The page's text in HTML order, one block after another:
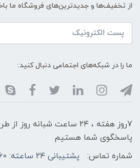
از تخفیف‌ها و جدیدترین‌های فروشگاه ما
ما را در شبکه‌های اجتماعی دنبال کنید:
7روز هفته ، ۲۴ ساعت شبانه‌
پاسخگوی شما هستیم
شماره تماس:
پشتیبانی ۲۴ ساعته: 09196726260